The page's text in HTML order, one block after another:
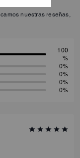
nuestras reseñas,
100
%
0%
0%
0%
0%